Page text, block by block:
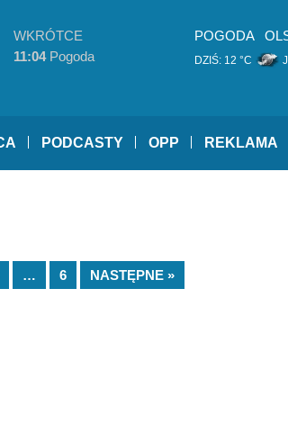
WKRÓTCE
11:04Pogoda
POGODA
DZIŚ: 12 °C
PODCASTY OPP REKLAMA
… 6 NASTĘPNE »